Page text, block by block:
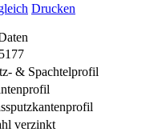
Drucken
& Spachtelprofil
verzinkt